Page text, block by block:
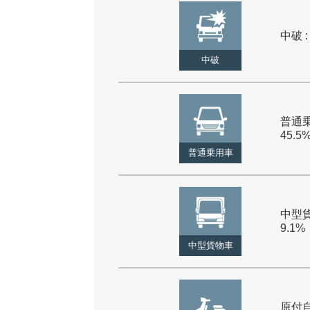
中破
中破
普通乗用車
普通
中型貨物車
中型
9.1%
原付